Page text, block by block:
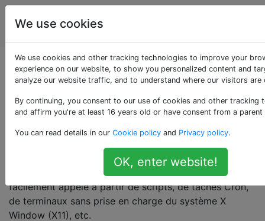
Utilisateurs
d'ordinateur
Questions marquées
«wget»
GNU Wget est un logiciel gratuit pour récupérer des
protocoles Internet les plus utilisés. Il s'agit d'un outil
de ligne de commande non interactif, il peut donc être
facilement appelé à partir de scripts, de tâches Cron,
de terminaux sans prise en charge du système X
Window (X11), etc.
We use cookies
We use cookies and other tracking technologies to improve your
experience on our website, to show you personalized content and
analyze our website traffic, and to understand where our visitors are
By continuing, you consent to our use of cookies and other tracking
and affirm you're at least 16 years old or have consent from a parent
You can read details in our Cookie policy and Privacy policy.
OK, enter website!